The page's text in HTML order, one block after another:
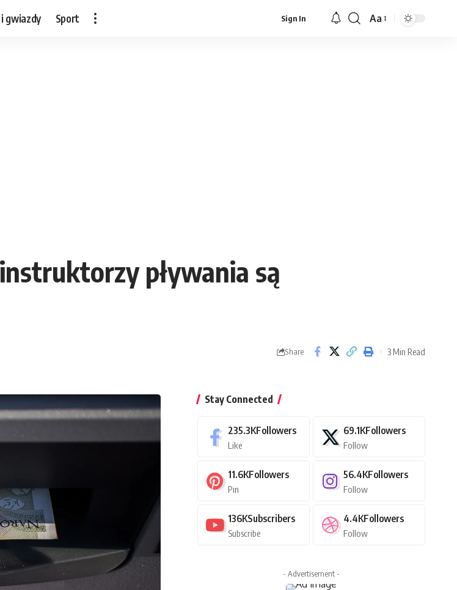
gwiazdy Sport Sign In
Font
Aa
pływania są
Share 3 Min Read
Stay Connected
235.3KFollowers
Like
69.1KFollowers
Follow
11.6KFollowers
Pin
56.4KFollowers
Follow
136KSubscribers
Subscribe
4.4KFollowers
Follow
- Advertisement -